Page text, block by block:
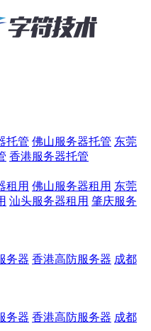
托管 佛山服务器托管 东莞
香港服务器托管
租用 佛山服务器租用 东莞
汕头服务器租用 肇庆服务
务器 香港高防服务器 成都
务器 香港高防服务器 成都